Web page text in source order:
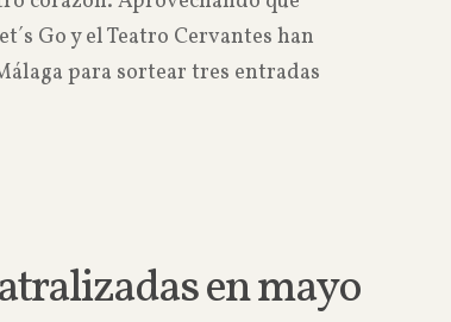
Go y el Teatro Cervantes han
para sortear tres entradas
en mayo